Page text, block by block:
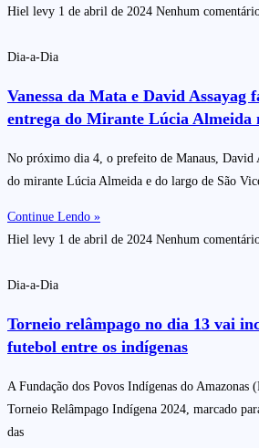
Hiel levy 1 de abril de 2024 Nenhum
Dia-a-Dia
Vanessa da Mata e David Assayag
entrega do Mirante Lúcia Almeida
No próximo dia 4, o prefeito de Manaus, David
do mirante Lúcia Almeida e do largo de São
Continue Lendo »
Hiel levy 1 de abril de 2024 Nenhum
Dia-a-Dia
Torneio relâmpago no dia 13 vai
futebol entre os indígenas
A Fundação dos Povos Indígenas do Amazonas
Torneio Relâmpago Indígena 2024, marcado
das